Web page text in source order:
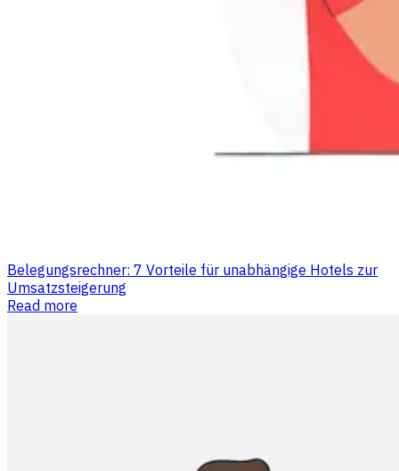
Belegungsrechner: 7 Vorteile für unabhängige Hotels zur
Umsatzsteigerung
Read more